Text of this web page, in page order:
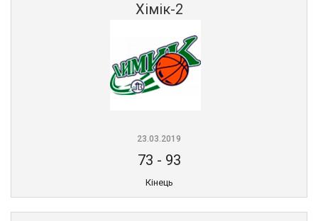
Хімік-2
23.03.2019
73 - 93
Кінець